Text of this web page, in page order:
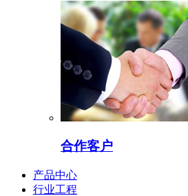
合作客户
产品中心
行业工程